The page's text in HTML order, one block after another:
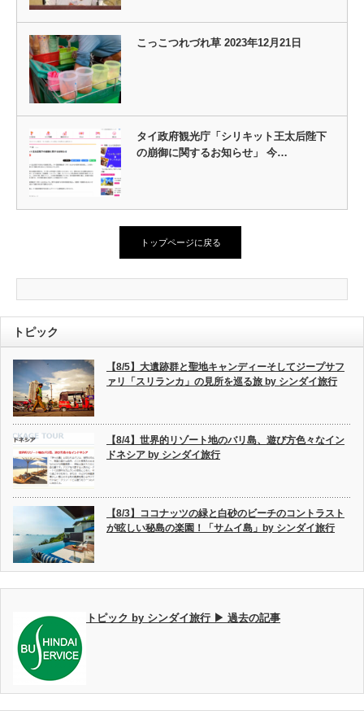
こっこつれづれ草 2023年12月21日
タイ政府観光庁「シリキット王太后陛下
の崩御に関するお知らせ」 今…
トップページに戻る
トピック
【8/5】大遺跡群と聖地キャンディーそしてジープサフ
ァリ「スリランカ」の見所を巡る旅 by シンダイ旅行
【8/4】世界的リゾート地のバリ島、遊び方色々なイン
ドネシア by シンダイ旅行
【8/3】ココナッツの緑と白砂のビーチのコントラスト
が眩しい秘島の楽園！「サムイ島」by シンダイ旅行
トピック by シンダイ旅行 ▶ 過去の記事